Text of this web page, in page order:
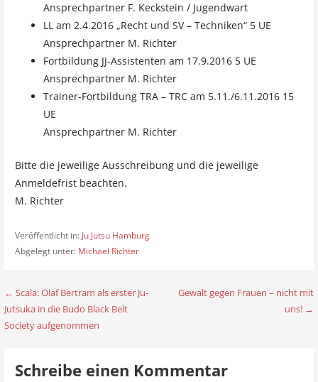
Ansprechpartner F. Keckstein / Jugendwart
LL am 2.4.2016 „Recht und SV – Techniken“ 5 UE
Ansprechpartner M. Richter
Fortbildung JJ-Assistenten am 17.9.2016 5 UE
Ansprechpartner M. Richter
Trainer-Fortbildung TRA – TRC am 5.11./6.11.2016 15
UE
Ansprechpartner M. Richter
Bitte die jeweilige Ausschreibung und die jeweilige
Anmeldefrist beachten.
M. Richter
Veröffentlicht in: Ju Jutsu Hamburg
Abgelegt unter: Michael Richter
B
e
← Scala: Olaf Bertram als erster Ju-
Jutsuka in die Budo Black Belt
Society aufgenommen
Gewalt gegen Frauen – nicht mit
uns! →
Schreibe einen Kommentar